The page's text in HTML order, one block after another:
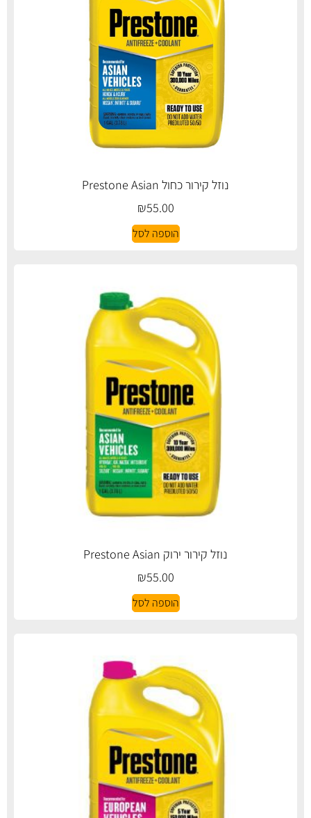
נוזל קירור כחול Prestone Asian
₪55.00
הוספה לסל
נוזל קירור ירוק Prestone Asian
₪55.00
הוספה לסל